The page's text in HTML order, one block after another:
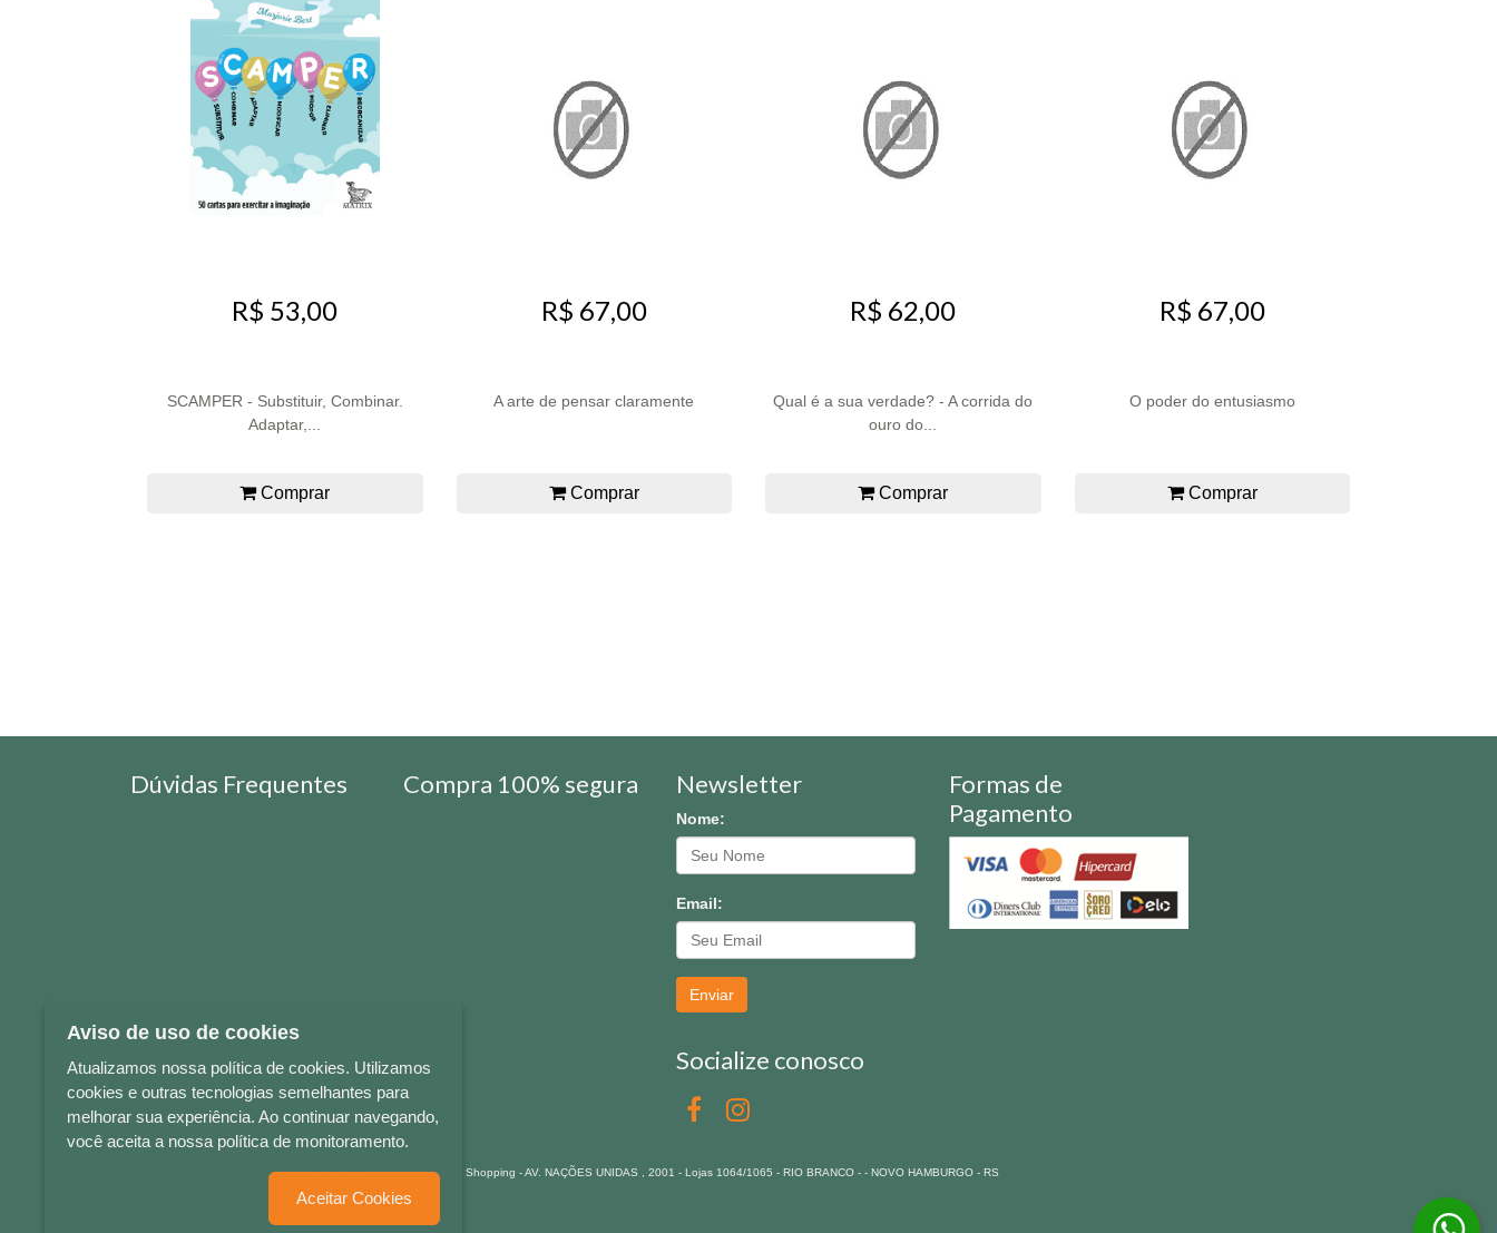
R$ 53,00
SCAMPER - Substituir, Combinar.
Adaptar,...
Comprar
R$ 67,00
A arte de pensar claramente
Comprar
R$ 62,00
Qual é a sua verdade? - A corrida do
ouro do...
Comprar
R$ 67,00
O poder do entusiasmo
Comprar
Dúvidas Frequentes Compra 100% segura Newsletter
Nome:
Email:
Enviar
Socialize conosco
Formas de
Pagamento
LETRAS & CIA - CNPJ n° 88.587.548/0001-20 - Térreo Bourbon Shopping - AV. NAÇÕES UNIDAS , 2001 - Lojas 1064/1065 - RIO BRANCO - - NOVO HAMBURGO - RS
Aviso de uso de cookies
Atualizamos nossa política de cookies. Utilizamos
cookies e outras tecnologias semelhantes para
melhorar sua experiência. Ao continuar navegando,
você aceita a nossa política de monitoramento.
Aceitar Cookies